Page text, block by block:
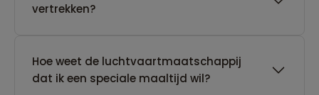
vertrekken?
Hoe weet de luchtvaartmaatschappij
dat ik een speciale maaltijd wil?